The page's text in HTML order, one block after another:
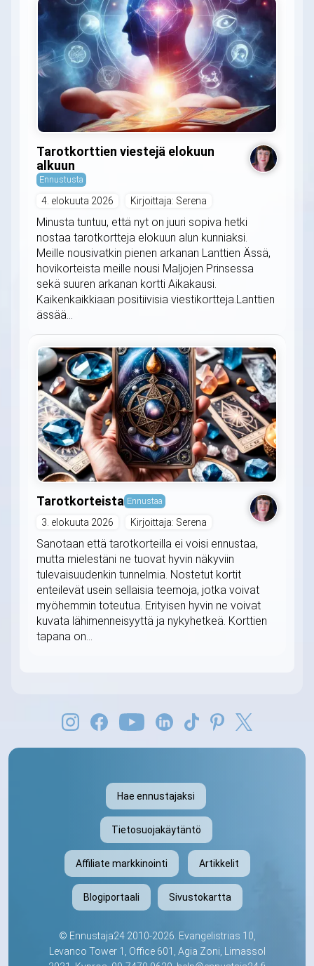
Tarotkorttien viestejä elokuun
alkuun
Ennustusta
4. elokuuta 2026 Kirjoittaja: Serena
Minusta tuntuu, että nyt on juuri sopiva hetki
nostaa tarotkortteja elokuun alun kunniaksi.
Meille nousivatkin pienen arkanan Lanttien Ässä,
hovikorteista meille nousi Maljojen Prinsessa
sekä suuren arkanan kortti Aikakausi.
Kaikenkaikkiaan positiivisia viestikortteja.Lanttien
ässää...
Tarotkorteista Ennustaa
3. elokuuta 2026 Kirjoittaja: Serena
Sanotaan että tarotkorteilla ei voisi ennustaa,
mutta mielestäni ne tuovat hyvin näkyviin
tulevaisuudenkin tunnelmia. Nostetut kortit
enteilevät usein sellaisia teemoja, jotka voivat
myöhemmin toteutua. Erityisen hyvin ne voivat
kuvata lähimenneisyyttä ja nykyhetkeä. Korttien
tapana on...
Hae ennustajaksi
Tietosuojakäytäntö
Affiliate markkinointi Artikkelit
Blogiportaali Sivustokartta
© Ennustaja242010-2026. Evangelistrias 10,
Levanco Tower 1, Office 601, Agia Zoni, Limassol